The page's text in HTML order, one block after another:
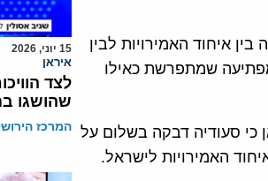
איחוד האמירויות לבין
מפתיעה שמתפרשת כאילו
כי סעודיה דבקה בשלום על
האמירויות לישראל.
15 יוני, 2026
איראן
לצד
שהושגו
המרכז